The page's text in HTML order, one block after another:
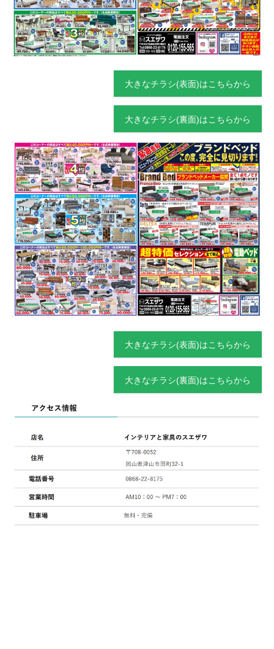
大きなチラシ(表面)はこちらから
大きなチラシ(裏面)はこちらから
大きなチラシ(表面)はこちらから
大きなチラシ(裏面)はこちらから